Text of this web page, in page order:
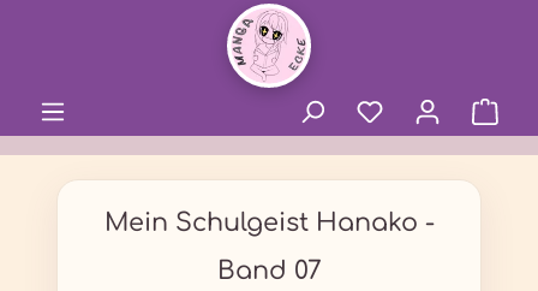
Mein Schulgeist Hanako -
Band 07